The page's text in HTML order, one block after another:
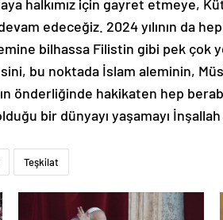
halkımız için gayret etmeye,
edeceğiz. 2024 yılının da
bilhassa Filistin gibi pek çok
bu noktada İslam aleminin,
önderliğinde hakikaten hep
bir dünyayı yaşamayı
Teşkilat